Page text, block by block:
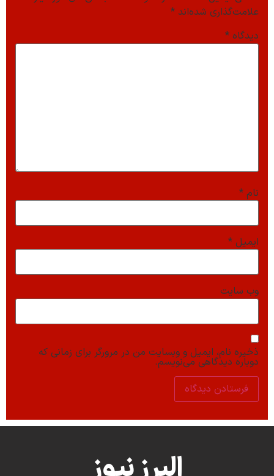
علامت‌گذاری شده‌اند *
دیدگاه *
نام *
ایمیل *
وب‌ سایت
ذخیره نام، ایمیل و وبسایت من در مرورگر برای زمانی که
دوباره دیدگاهی می‌نویسم.